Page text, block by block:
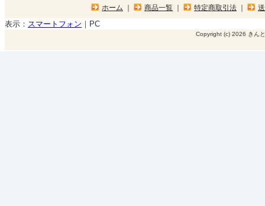
ホーム ｜ 商品一覧 ｜ 特定商取引法 ｜
表示： スマートフォン ｜ PC
Copyright (c) 2026 きん